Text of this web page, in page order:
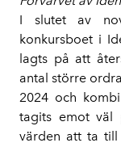
I slutet av
konkursboet i
lagts på att
antal större
2024 och
tagits emot väl
värden att ta till